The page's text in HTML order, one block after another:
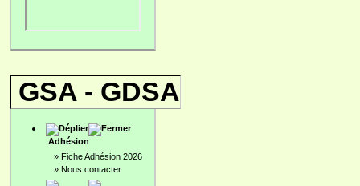
GSA - GDSA
Adhésion
» Fiche Adhésion 2026
» Nous contacter